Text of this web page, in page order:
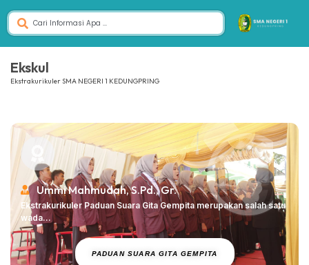
Ekskul
Ekstrakurikuler SMA NEGERI 1 KEDUNGPRING
Ummi Mahmudah, S.Pd., Gr.
Ekstrakurikuler Paduan Suara Gita Gempita merupakan salah satu
wada...
PADUAN SUARA GITA GEMPITA